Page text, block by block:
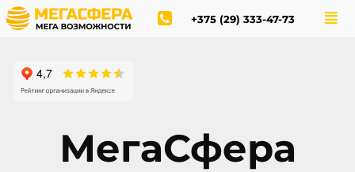
+375 (29) 333-47-73
МегаСфера